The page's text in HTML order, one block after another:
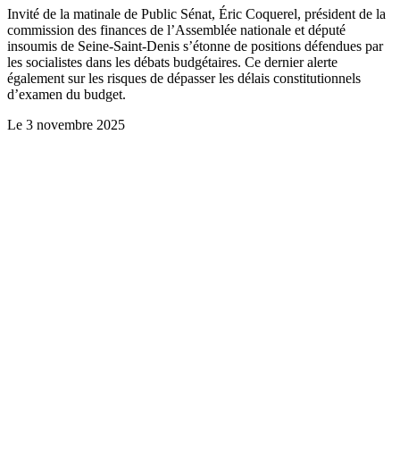
Invité de la matinale de Public Sénat, Éric Coquerel, président de la
commission des finances de l’Assemblée nationale et député
insoumis de Seine-Saint-Denis s’étonne de positions défendues par
les socialistes dans les débats budgétaires. Ce dernier alerte
également sur les risques de dépasser les délais constitutionnels
d’examen du budget.
Le 3 novembre 2025